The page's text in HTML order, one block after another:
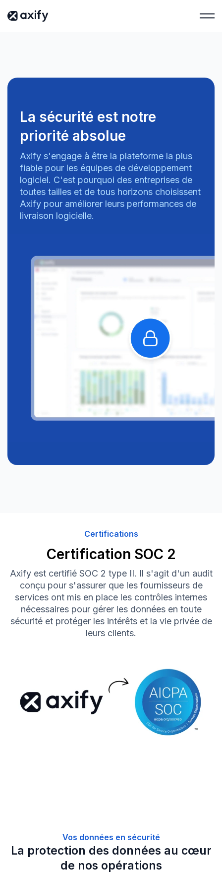
La sécurité est notre
priorité absolue
Axify s'engage à être la plateforme la plus
fiable pour les équipes de développement
logiciel. C'est pourquoi des entreprises de
toutes tailles et de tous horizons choisissent
Axify pour améliorer leurs performances de
livraison logicielle.
Certifications
Certification SOC 2
Axify est certifié SOC 2 type II. Il s'agit d'un audit
conçu pour s'assurer que les fournisseurs de
services ont mis en place les contrôles internes
nécessaires pour gérer les données en toute
sécurité et protéger les intérêts et la vie privée de
leurs clients.
Vos données en sécurité
La protection des données au cœur
de nos opérations